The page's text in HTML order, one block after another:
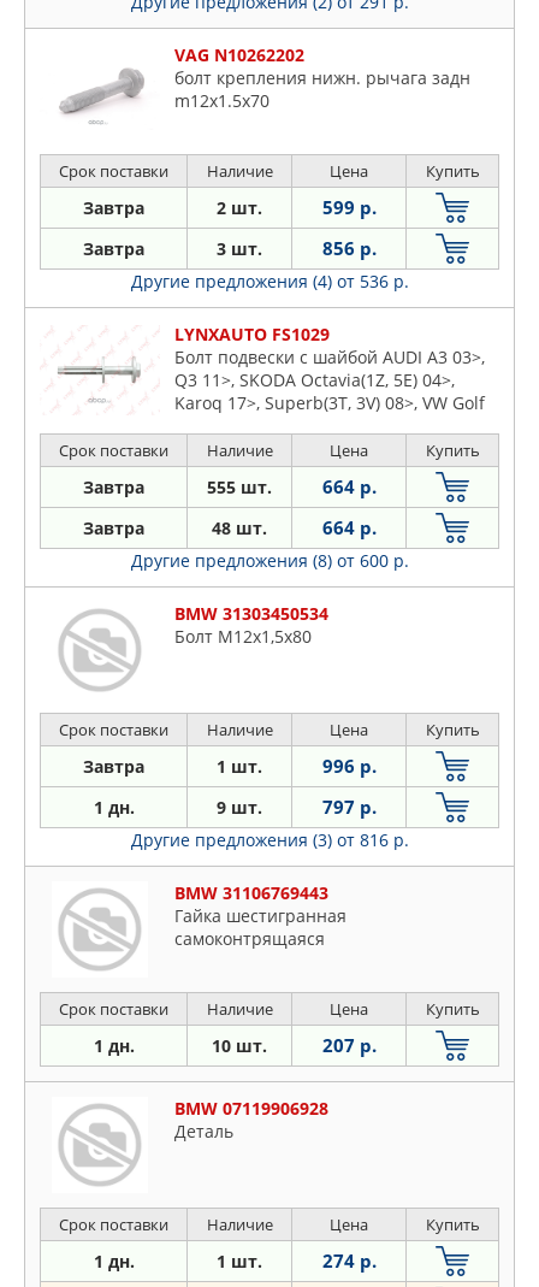
VAG N10262202
болт крепления нижн. рычага задн
m12x1.5x70
Срок поставки Наличие Цена Купить
Завтра 2 шт. 599 р.
Завтра 3 шт. 856 р.
Другие предложения (4) от 536 р.
LYNXAUTO FS1029
Болт подвески с шайбой AUDI A3 03>,
Q3 11>, SKODA Octavia(1Z, 5E) 04>,
Karoq 17>, Superb(3T, 3V) 08>, VW Golf
Tiguan 07>
Срок поставки Наличие Цена Купить
Завтра 555 шт. 664 р.
Завтра 48 шт. 664 р.
Другие предложения (8) от 600 р.
BMW 31303450534
Болт M12x1,5x80
Срок поставки Наличие Цена Купить
Завтра 1 шт. 996 р.
1 дн. 9 шт. 797 р.
Другие предложения (3) от 816 р.
BMW 31106769443
Гайка шестигранная
самоконтрящаяся
Срок поставки Наличие Цена Купить
1 дн. 10 шт. 207 р.
BMW 07119906928
Деталь
Срок поставки Наличие Цена Купить
1 дн. 1 шт. 274 р.